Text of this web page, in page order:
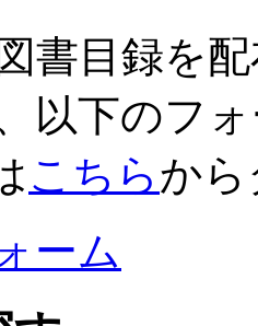
書目録を
以下のフ
こちらか
ーム